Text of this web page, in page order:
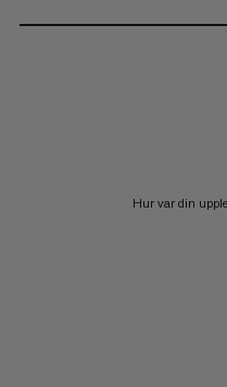
Hur var din